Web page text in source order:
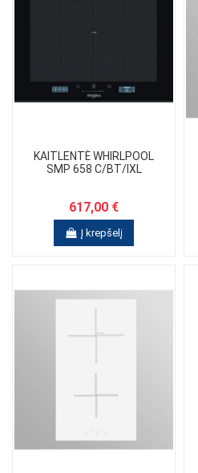
KAITLENTĖ WHIRLPOOL
SMP 658 C/BT/IXL
617,00 €
Į krepšelį